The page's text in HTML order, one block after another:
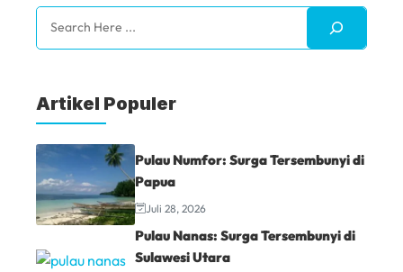
Search
Artikel Populer
Pulau Numfor: Surga Tersembunyi di
Papua
Juli 28, 2026
Pulau Nanas: Surga Tersembunyi di
Sulawesi Utara